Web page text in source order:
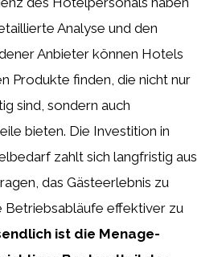
Analyse und den
Anbieter können Hotels
Produkte finden, die nicht nur
sind, sondern auch
bieten. Die Investition in
zahlt sich langfristig aus
das Gästeerlebnis zu
Betriebsabläufe effektiver zu
ist die Menage-